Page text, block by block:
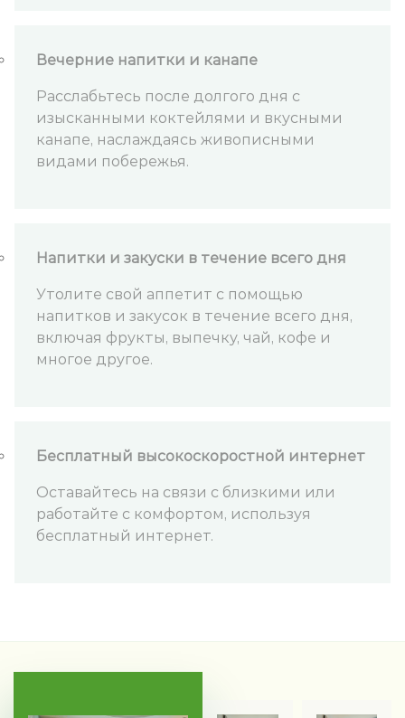
Вечерние напитки и канапе
Расслабьтесь после долгого дня с
изысканными коктейлями и вкусными
канапе, наслаждаясь живописными
видами побережья.
Напитки и закуски в течение всего дня
Утолите свой аппетит с помощью
напитков и закусок в течение всего дня,
включая фрукты, выпечку, чай, кофе и
многое другое.
Бесплатный высокоскоростной интернет
Оставайтесь на связи с близкими или
работайте с комфортом, используя
бесплатный интернет.